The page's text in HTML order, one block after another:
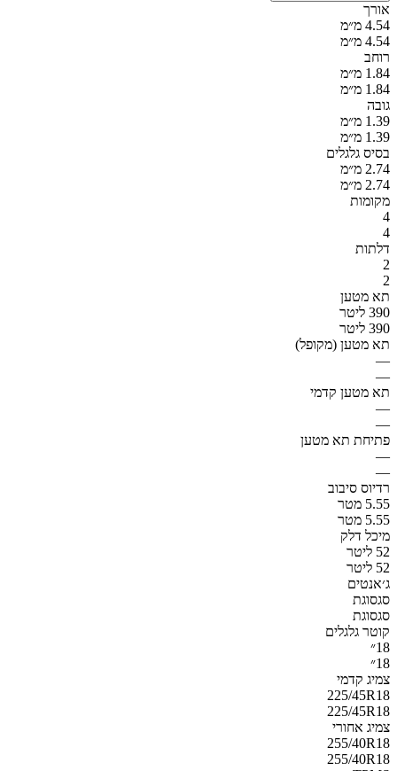
אורך
4.54 מ״מ
4.54 מ״מ
רוחב
1.84 מ״מ
1.84 מ״מ
גובה
1.39 מ״מ
1.39 מ״מ
בסיס גלגלים
2.74 מ״מ
2.74 מ״מ
מקומות
4
4
דלתות
2
2
תא מטען
390 ליטר
390 ליטר
תא מטען (מקופל)
—
—
תא מטען קדמי
—
—
פתיחת תא מטען
—
—
רדיוס סיבוב
5.55 מטר
5.55 מטר
מיכל דלק
52 ליטר
52 ליטר
ג׳אנטים
סגסוגת
סגסוגת
קוטר גלגלים
18״
18״
צמיג קדמי
225/45R18
225/45R18
צמיג אחורי
255/40R18
255/40R18